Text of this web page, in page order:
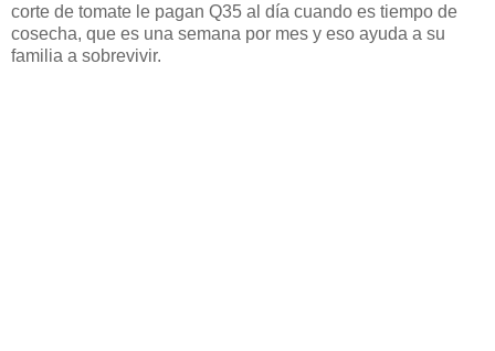
corte de tomate le pagan Q35 al día cuando es tiempo de
cosecha, que es una semana por mes y eso ayuda a su
familia a sobrevivir.